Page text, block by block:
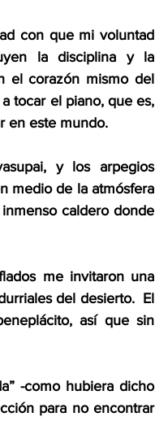
con que mi voluntad
la disciplina y la
el corazón mismo del
tocar el piano, que es,
en este mundo.
y los arpegios
medio de la atmósfera
caldero donde
me invitaron una
del desierto.  El
así que sin
-como hubiera dicho
para no encontrar